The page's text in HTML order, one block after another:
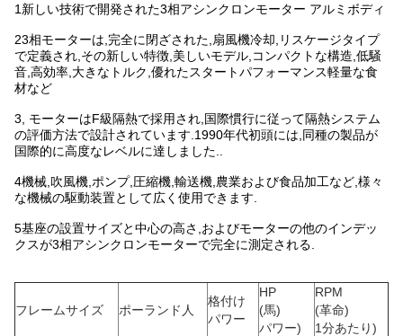
1新しい技術で開発された3相アシンクロンモーター アルミボディ
23相モーターは,完全に閉ざされた,扇風機冷却,リスケージタイプ
で定義され,その新しい特徴,美しいモデル,コンパクトな構造,低騒
音,高効率,大きなトルク,優れたスタートパフォーマンス軽量な食
材など
3, モーターはF級隔熱で採用され,国際慣行に従って隔熱システム
の評価方法で設計されています.1990年代初頭には,同種の製品が
国際的に高度なレベルに達しました..
4機械,吹風機,ポンプ,圧縮機,輸送機,農業および食品加工など,様々
な機械の駆動装置として広く使用できます.
5基座の設置サイズと中心の高さ,およびモーターの他のインデッ
クスが3相アシンクロンモーターで完全に測定される.
フレームサイズ ポーランド人
格付け
パワー
HP
(馬)
パワー)
RPM
(革命)
1分あたり)